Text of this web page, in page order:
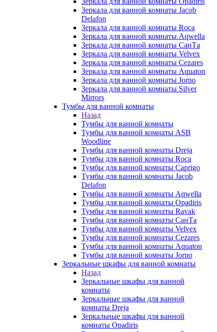
Зеркала для ванной комнаты Jacob
Delafon
Зеркала для ванной комнаты Roca
Зеркала для ванной комнаты Aqwella
Зеркала для ванной комнаты СанТа
Зеркала для ванной комнаты Velvex
Зеркала для ванной комнаты Cezares
Зеркала для ванной комнаты Aquaton
Зеркала для ванной комнаты Jorno
Зеркала для ванной комнаты Silver
Mirrors
Тумбы для ванной комнаты
Назад
Тумбы для ванной комнаты
Тумбы для ванной комнаты ASB
Woodline
Тумбы для ванной комнаты Dreja
Тумбы для ванной комнаты Roca
Тумбы для ванной комнаты Caprigo
Тумбы для ванной комнаты Jacob
Delafon
Тумбы для ванной комнаты Aqwella
Тумбы для ванной комнаты Opadiris
Тумбы для ванной комнаты Ravak
Тумбы для ванной комнаты СанТа
Тумбы для ванной комнаты Velvex
Тумбы для ванной комнаты Cezares
Тумбы для ванной комнаты Aquaton
Тумбы для ванной комнаты Jorno
Зеркальные шкафы для ванной комнаты
Назад
Зеркальные шкафы для ванной
комнаты
Зеркальные шкафы для ванной
комнаты Dreja
Зеркальные шкафы для ванной
комнаты Opadiris